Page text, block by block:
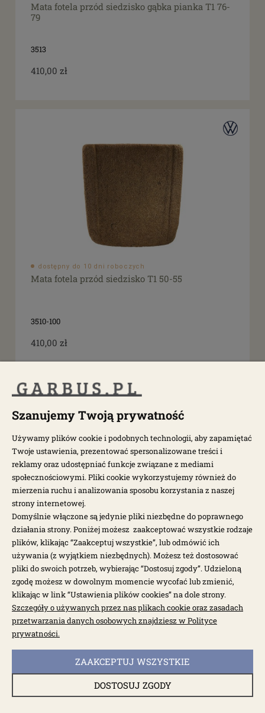
Mata fotela przód siedzisko gąbka pianka T1 76-
79
3513
410,00 zł
dostępny do 10 dni roboczych
Mata fotela przód siedzisko T1 50-55
3510-100
410,00 zł
dostępne: 2 szt.
Mata fotela przód siedzisko T1 55-67
3510
328,00 zł
Szanujemy Twoją prywatność
Używamy plików cookie i podobnych technologii, aby zapamiętać
Twoje ustawienia, prezentować spersonalizowane treści i
reklamy oraz udostępniać funkcje związane z mediami
społecznościowymi. Pliki cookie wykorzystujemy również do
mierzenia ruchu i analizowania sposobu korzystania z naszej
strony internetowej.
Domyślnie włączone są jedynie pliki niezbędne do poprawnego
działania strony. Poniżej możesz zaakceptować wszystkie rodzaje
plików, klikając “Zaakceptuj wszystkie”, lub odmówić ich
używania (z wyjątkiem niezbędnych). Możesz też dostosować
pliki do swoich potrzeb, wybierając “Dostosuj zgody”. Udzieloną
zgodę możesz w dowolnym momencie wycofać lub zmienić,
klikając w link “Ustawienia plików cookies” na dole strony.
Szczegóły o używanych przez nas plikach cookie oraz zasadach
przetwarzania danych osobowych znajdziesz w Polityce
prywatności.
DOSTOSUJ ZGODY
ZAAKCEPTUJ WSZYSTKIE